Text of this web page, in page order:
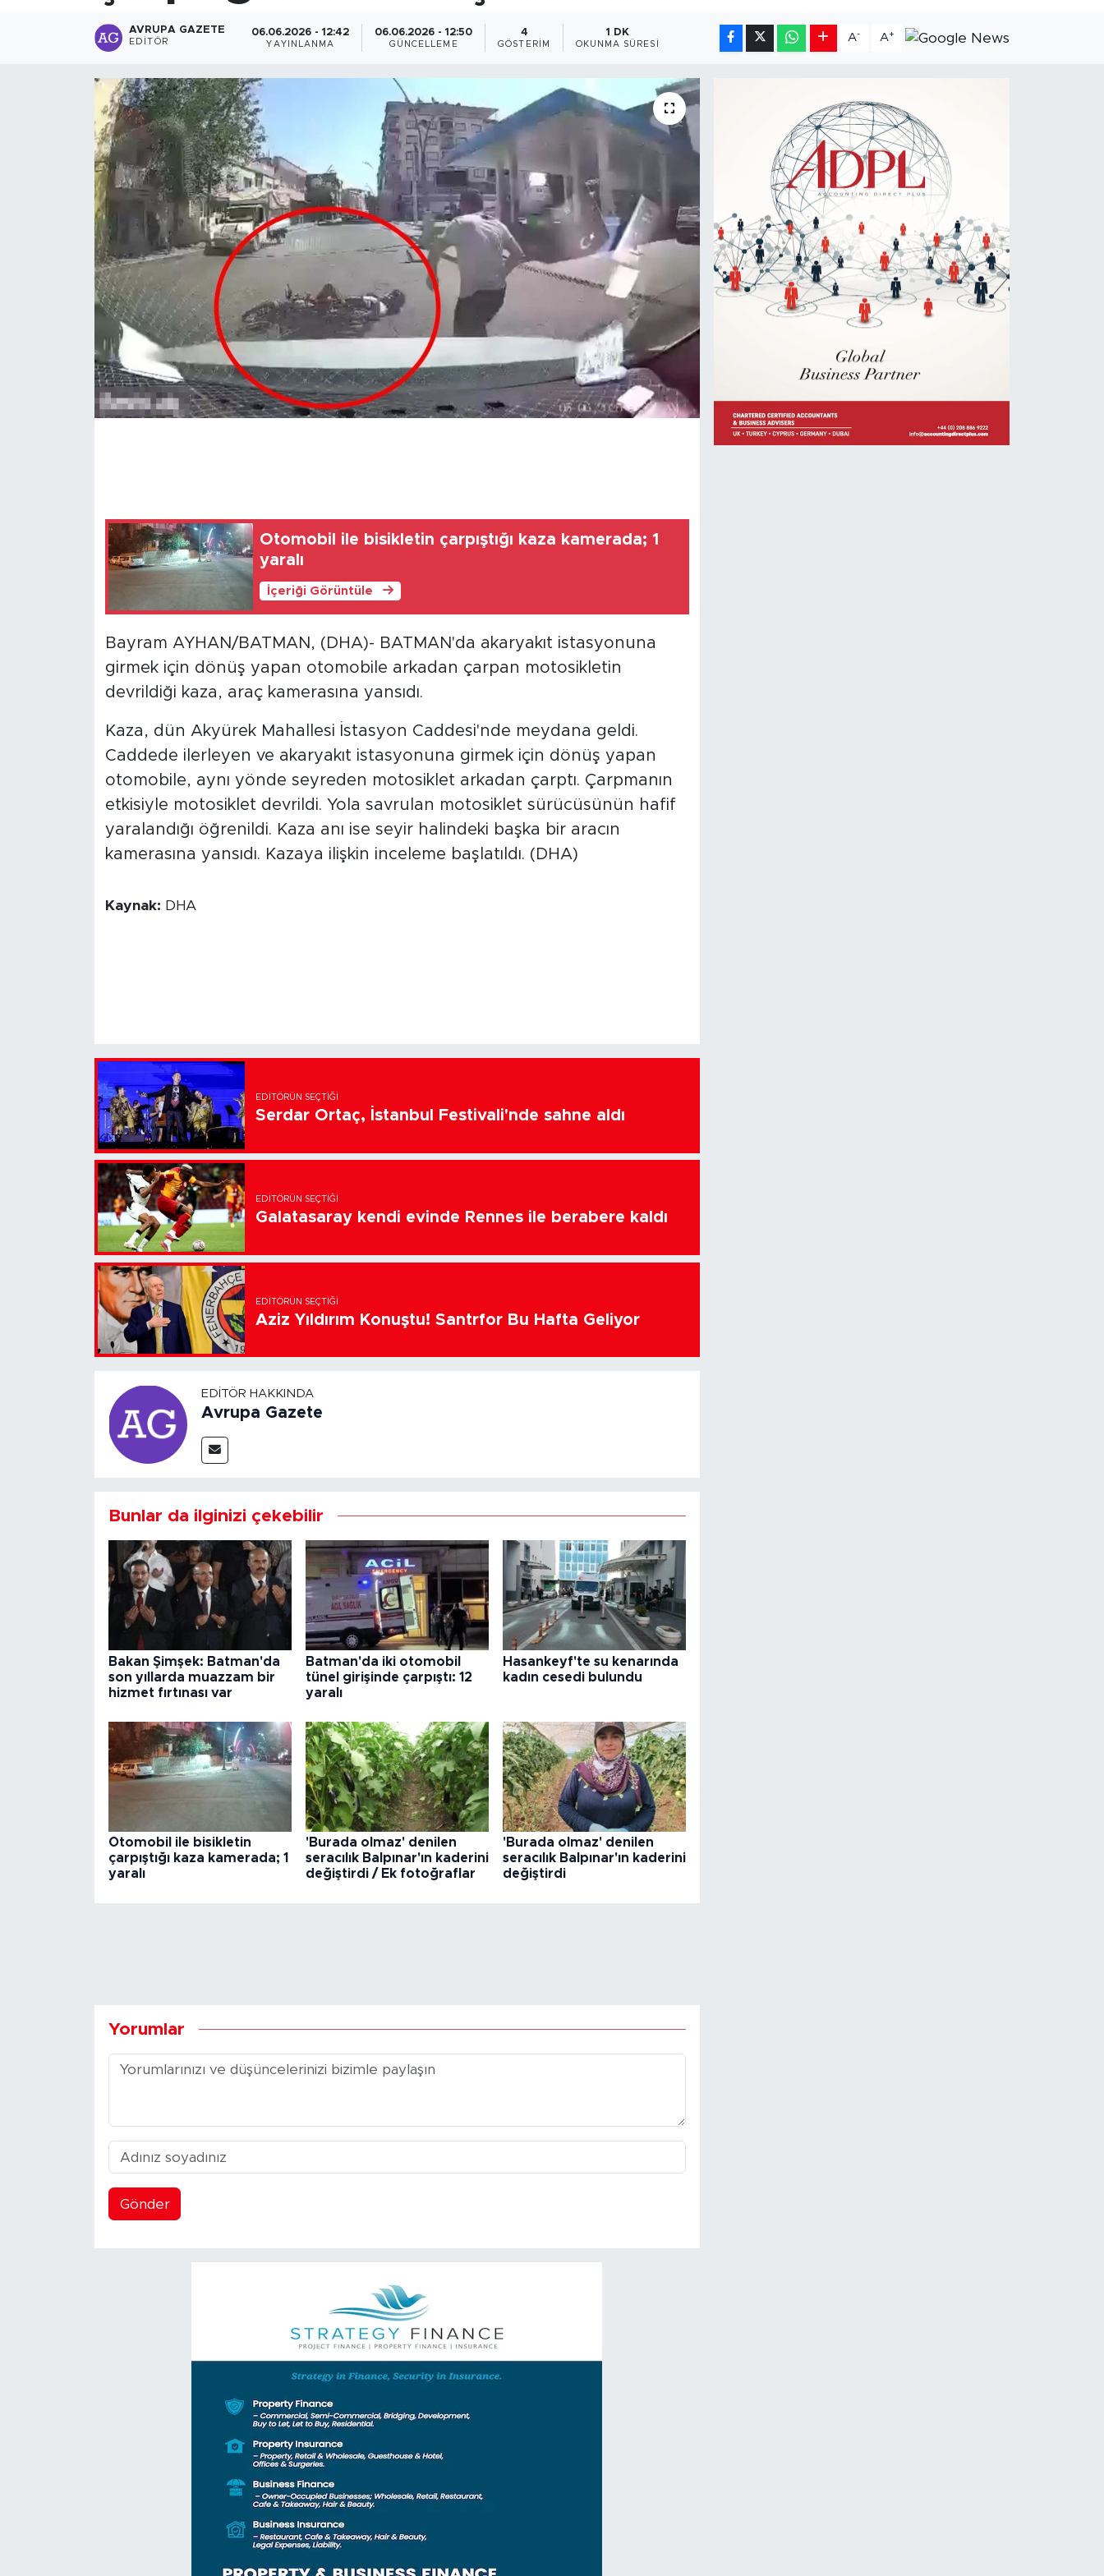
AVRUPA GAZETE
EDITÖR
06.06.2026 - 12:42
YAYINLANMA
06.06.2026 - 12:50
GÜNCELLEME
4
GÖSTERIM
1 DK
OKUNMA SÜRESI
A- A+
Otomobil ile bisikletin çarpıştığı kaza kamerada; 1
yaralı
İçeriği Görüntüle
Bayram AYHAN/BATMAN, (DHA)- BATMAN'da akaryakıt istasyonuna
girmek için dönüş yapan otomobile arkadan çarpan motosikletin
devrildiği kaza, araç kamerasına yansıdı.
Kaza, dün Akyürek Mahallesi İstasyon Caddesi'nde meydana geldi.
Caddede ilerleyen ve akaryakıt istasyonuna girmek için dönüş yapan
otomobile, aynı yönde seyreden motosiklet arkadan çarptı. Çarpmanın
etkisiyle motosiklet devrildi. Yola savrulan motosiklet sürücüsünün hafif
yaralandığı öğrenildi. Kaza anı ise seyir halindeki başka bir aracın
kamerasına yansıdı. Kazaya ilişkin inceleme başlatıldı. (DHA)
Kaynak: DHA
EDITÖRÜN SEÇTIĞI
Serdar Ortaç, İstanbul Festivali'nde sahne aldı
EDITÖRÜN SEÇTIĞI
Galatasaray kendi evinde Rennes ile berabere kaldı
EDITÖRÜN SEÇTIĞI
Aziz Yıldırım Konuştu! Santrfor Bu Hafta Geliyor
EDITÖR HAKKINDA
Avrupa Gazete
Bunlar da ilginizi çekebilir
Bakan Şimşek: Batman'da
son yıllarda muazzam bir
hizmet fırtınası var
Batman'da iki otomobil
tünel girişinde çarpıştı: 12
yaralı
Hasankeyf'te su kenarında
kadın cesedi bulundu
Otomobil ile bisikletin
çarpıştığı kaza kamerada; 1
yaralı
'Burada olmaz' denilen
seracılık Balpınar'ın kaderini
değiştirdi / Ek fotoğraflar
'Burada olmaz' denilen
seracılık Balpınar'ın kaderini
değiştirdi
Yorumlar
Gönder